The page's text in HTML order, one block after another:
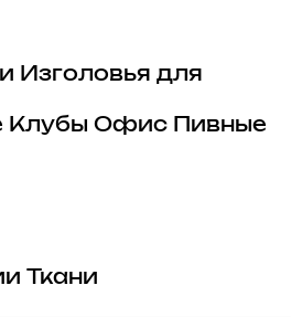
Изголовья для
Клубы Офис
Пивные
Ткани